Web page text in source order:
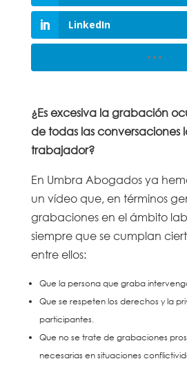
LinkedIn
¿Es excesiva la grabación
de todas las conversaciones
trabajador?
En Umbra Abogados ya
un vídeo que, en términos
grabaciones en el ámbito
siempre que se cumplan
entre ellos:
Que la persona que graba
Que se respeten los derechos y la
participantes.
Que no se trate de grabaciones
necesarias en situaciones